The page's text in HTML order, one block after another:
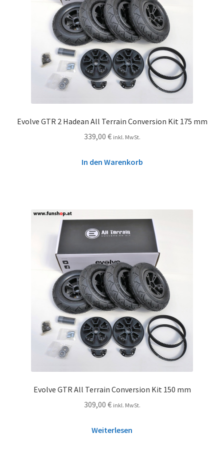
Evolve GTR 2 Hadean All Terrain Conversion Kit 175 mm
339,00 € inkl. MwSt.
In den Warenkorb
Evolve GTR All Terrain Conversion Kit 150 mm
309,00 € inkl. MwSt.
Weiterlesen